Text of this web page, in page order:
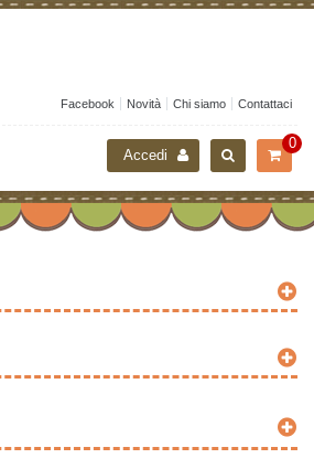
Facebook Novità Chi siamo Contattaci
0
Accedi